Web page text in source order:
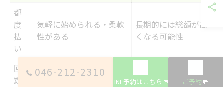
都
度
払
い
気軽に始められる・柔軟
性がある
長期的には総額が高
くなる可能性
回
数
1回あたりの単価が安
途中解約しにくい・
046-212-2310
LINE予約はこちら ご予約